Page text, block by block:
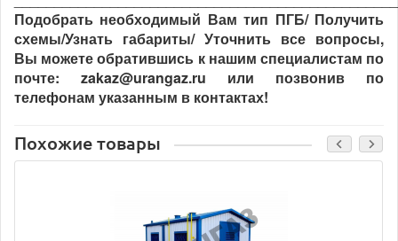
Подобрать необходимый Вам тип ПГБ/ Получить
схемы/Узнать габариты/ Уточнить все вопросы,
Вы можете обратившись к нашим специалистам по
почте: zakaz@urangaz.ru или позвонив по
телефонам указанным в контактах!
Похожие товары